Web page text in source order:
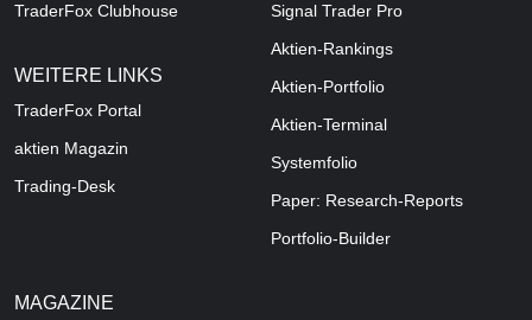
TraderFox Clubhouse
WEITERE LINKS
TraderFox Portal
aktien Magazin
Trading-Desk
Signal Trader Pro
Aktien-Rankings
Aktien-Portfolio
Aktien-Terminal
Systemfolio
Paper: Research-Reports
Portfolio-Builder
MAGAZINE